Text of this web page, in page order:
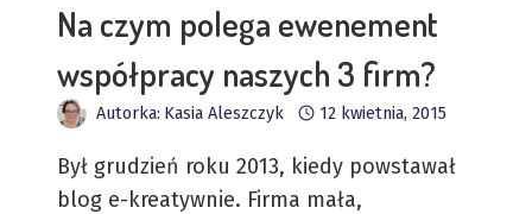
Na czym polega ewenement
współpracy naszych 3 firm?
Autorka: Kasia Aleszczyk 12 kwietnia, 2015
Był grudzień roku 2013, kiedy powstawał
blog e-kreatywnie. Firma mała,